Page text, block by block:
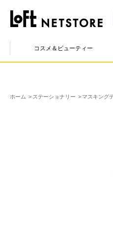
コスメ＆ビューティー
ホーム ステーショナリー マスキング